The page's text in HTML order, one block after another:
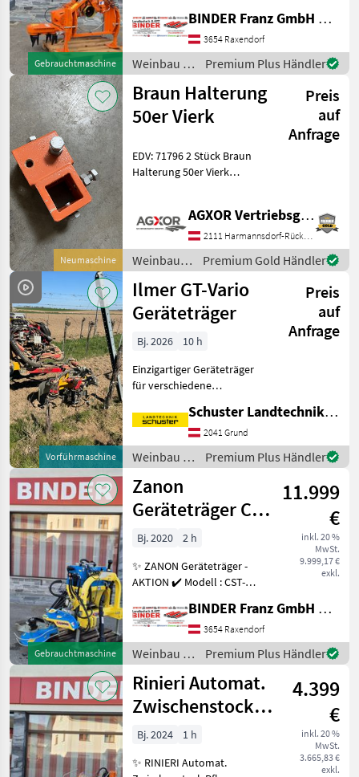
Gebrauchtmaschine
automat. Seitenverschub ✔️
in serienmäßiger
Ausführung ✔️ lagerndes
Ausstellungsgerät ✔️ inkl.
BINDER Franz GmbH & CoKG
3654 Raxendorf
Weinbau /
Rinieri
Premium Plus Händler
Neumaschine
Braun Halterung
50er Vierk
Preis
auf
Anfrage
EDV: 71796 2 Stück Braun
Halterung 50er Vierk
zeigt Ihnen das
Gerät/Maschine gerne und
bittet um Terminab
AGXOR Vertriebsgesellschaft Ost GmbH
2111 Harmannsdorf-Rückersdorf
Weinbau /
Braun
Premium Gold Händler
Vorführmaschine
Ilmer GT-Vario
Geräteträger
Preis
auf
Anfrage
Bj. 2026
10 h
Einzigartiger Geräteträger
für verschiedene
Wein- und Obstbau. Die
Voführmaschine ist mit
folgenden Geräten
bestückt: - Krümler
beidseiti
Schuster Landtechnik Grund
2041 Grund
Weinbau /
Ilmer
Premium Plus Händler
Gebrauchtmaschine
Zanon
Geräteträger CST
+ automat.
Zwischenstockfräse
11.999
€
inkl. 20 %
MwSt.
9.999,17 €
exkl.
Bj. 2020
2 h
✨ ZANON Geräteträger -
AKTION ✔️ Modell : CST-
serienmäßiger Ausführung
✔️ Vorführgerät, ✔️ einseitig
- Heckabau Kat. I-II, ✔️
werkzeuglos u
BINDER Franz GmbH & CoKG
3654 Raxendorf
Weinbau /
Zanon
Premium Plus Händler
Rinieri Automat.
Zwischenstock-
Pflug AD 12
4.399
€
inkl. 20 %
MwSt.
3.665,83 €
exkl.
Bj. 2024
1 h
✨ RINIERI Automat.